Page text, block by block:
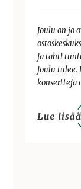
Joulu on jo
ja tahti
joulu tulee.
konsertteja